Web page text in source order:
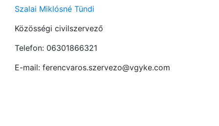
Szalai Miklósné Tündi
Közösségi civilszervező
Telefon: 06301866321
E-mail: ferencvaros.szervezo@vgyke.com